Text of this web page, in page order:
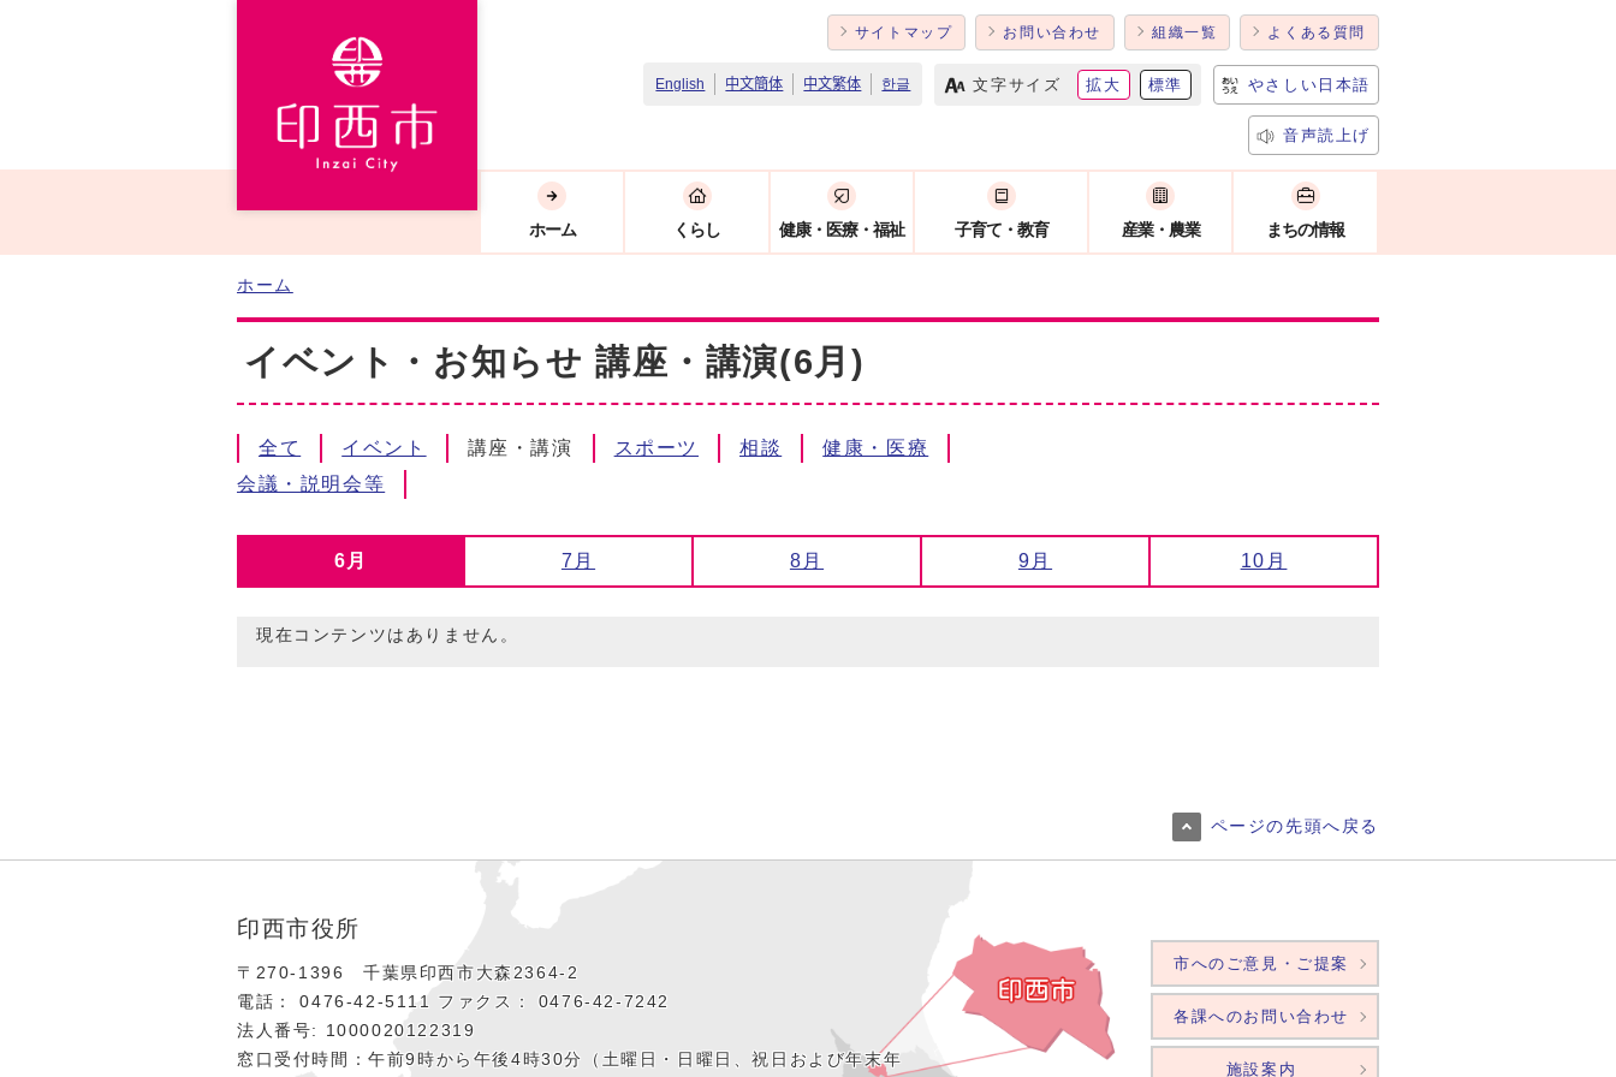
サイトマップ お問い合わせ 組織一覧 よくある質問
English 中文簡体 中文繁体 한글 文字サイズ 拡大 標準 やさしい日本語
音声読上げ
ホーム くらし 健康・医療・福祉 子育て・教育 産業・農業 まちの情報
ホーム
イベント・お知らせ 講座・講演(6月)
全て イベント 講座・講演 スポーツ 相談
健康・医療
会議・説明会等
6月 7月 8月 9月 10月
現在コンテンツはありません。
ページの先頭へ戻る
印西市役所
〒270-1396 千葉県印西市大森2364‐2
電話： 0476‐42‐5111 ファクス： 0476‐42‐7242
法人番号: 1000020122319
窓口受付時間：午前9時から午後4時30分（土曜日・日曜日、祝日および年末年
市へのご意見・ご提案
各課へのお問い合わせ
施設案内